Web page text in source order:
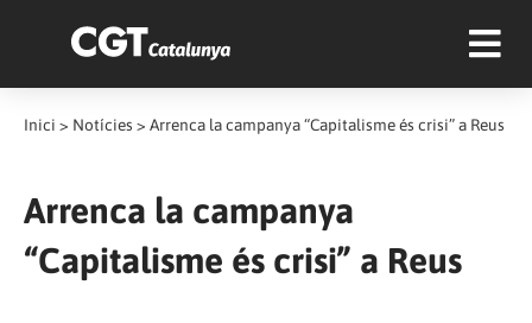
Inici > Notícies > Arrenca la campanya “Capitalisme és crisi” a Reus
Arrenca la campanya
“Capitalisme és crisi” a Reus